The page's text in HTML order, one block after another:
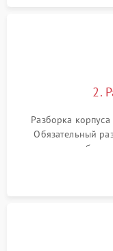
2.
Разборка
Обязательный
вспышки для
пыли, песка и